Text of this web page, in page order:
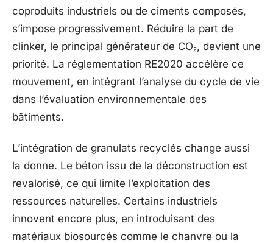
coproduits industriels ou de ciments composés,
s’impose progressivement. Réduire la part de
clinker, le principal générateur de CO₂, devient une
priorité. La réglementation RE2020 accélère ce
mouvement, en intégrant l’analyse du cycle de vie
dans l’évaluation environnementale des
bâtiments.
L’intégration de granulats recyclés change aussi
la donne. Le béton issu de la déconstruction est
revalorisé, ce qui limite l’exploitation des
ressources naturelles. Certains industriels
innovent encore plus, en introduisant des
matériaux biosourcés comme le chanvre ou la